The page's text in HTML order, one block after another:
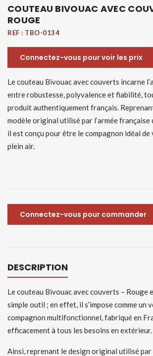
COUTEAU BIVOUAC AVEC
ROUGE
REF : TBO-0134
Connectez-vous pour voir les prix
Le couteau Bivouac avec couverts incarne
entre robustesse, polyvalence et fiabilité,
produit authentiquement français.
modèle original utilisé par l’armée française
il est conçu pour être le compagnon idéal
plein air.
Connectez-vous pour commander
DESCRIPTION
Le couteau Bivouac avec couverts – Rouge
simple outil ; en effet, il s’impose comme un
compagnon multifonctionnel, fabriqué en
efficacement à tous les besoins en extérieur.
Ainsi, reprenant le design original utilisé par